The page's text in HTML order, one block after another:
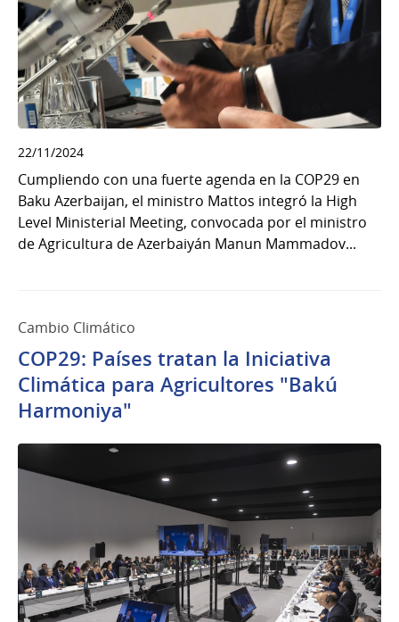
22/11/2024
Cumpliendo con una fuerte agenda en la COP29 en
Baku Azerbaijan, el ministro Mattos integró la High
Level Ministerial Meeting, convocada por el ministro
de Agricultura de Azerbaiyán Manun Mammadov...
Cambio Climático
COP29: Países tratan la Iniciativa
Climática para Agricultores "Bakú
Harmoniya"